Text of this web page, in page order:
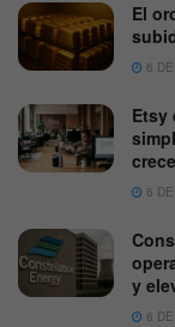
El
6
Etsy
6
y
6